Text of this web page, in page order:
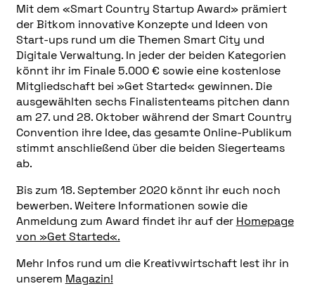
Mit dem «Smart Country Startup Award» prämiert
der Bitkom innovative Konzepte und Ideen von
Start-ups rund um die Themen Smart City und
Digitale Verwaltung. In jeder der beiden Kategorien
könnt ihr im Finale 5.000 € sowie eine kostenlose
Mitgliedschaft bei »Get Started« gewinnen. Die
ausgewählten sechs Finalistenteams pitchen dann
am 27. und 28. Oktober während der Smart Country
Convention ihre Idee, das gesamte Online-Publikum
stimmt anschließend über die beiden Siegerteams
ab.
Bis zum 18. September 2020 könnt ihr euch noch
bewerben. Weitere Informationen sowie die
Anmeldung zum Award findet ihr auf der Homepage
von »Get Started«.
Mehr Infos rund um die Kreativwirtschaft lest ihr in
unserem Magazin!